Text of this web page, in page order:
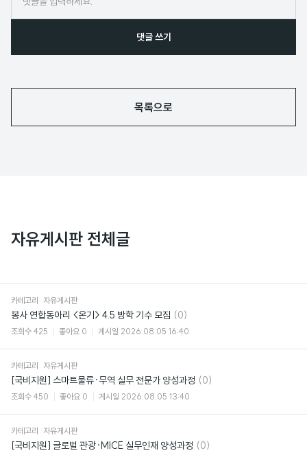
댓글 쓰기
목록으로
자유게시판 전체글
카테고리 자유게시판
봉사 연합동아리 <온기> 4.5 방학 기수 모집 댓
글
(0)
조회수 425 좋아요 0 게시일 2026.08.05 16:40
카테고리 자유게시판
[국비지원] 스마트물류·무역 실무 전문가 양성과정 댓
(0)
조회수 450 좋아요 0 게시일 2026.08.05 13:40
카테고리 자유게시판
[국비지원] 글로벌 관광·MICE 실무인재 양성과정 댓
(0)